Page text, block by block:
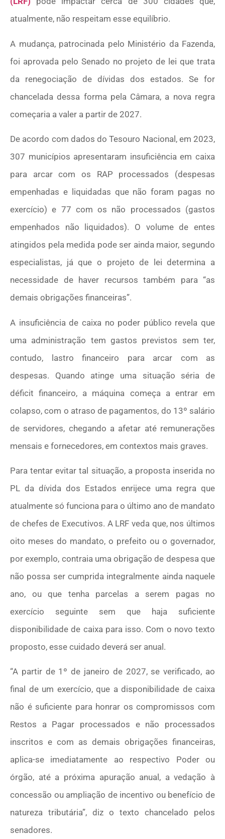
atualmente, não respeitam esse equilíbrio.
A mudança, patrocinada pelo Ministério da Fazenda,
foi aprovada pelo Senado no projeto de lei que trata
da renegociação de dívidas dos estados. Se for
chancelada dessa forma pela Câmara, a nova regra
começaria a valer a partir de 2027.
De acordo com dados do Tesouro Nacional, em 2023,
307 municípios apresentaram insuficiência em caixa
para arcar com os RAP processados (despesas
empenhadas e liquidadas que não foram pagas no
exercício) e 77 com os não processados (gastos
empenhados não liquidados). O volume de entes
atingidos pela medida pode ser ainda maior, segundo
especialistas, já que o projeto de lei determina a
necessidade de haver recursos também para “as
demais obrigações financeiras”.
A insuficiência de caixa no poder público revela que
uma administração tem gastos previstos sem ter,
contudo, lastro financeiro para arcar com as
despesas. Quando atinge uma situação séria de
déficit financeiro, a máquina começa a entrar em
colapso, com o atraso de pagamentos, do 13º salário
de servidores, chegando a afetar até remunerações
mensais e fornecedores, em contextos mais graves.
Para tentar evitar tal situação, a proposta inserida no
PL da dívida dos Estados enrijece uma regra que
atualmente só funciona para o último ano de mandato
de chefes de Executivos. A LRF veda que, nos últimos
oito meses do mandato, o prefeito ou o governador,
por exemplo, contraia uma obrigação de despesa que
não possa ser cumprida integralmente ainda naquele
ano, ou que tenha parcelas a serem pagas no
exercício seguinte sem que haja suficiente
disponibilidade de caixa para isso. Com o novo texto
proposto, esse cuidado deverá ser anual.
“A partir de 1º de janeiro de 2027, se verificado, ao
final de um exercício, que a disponibilidade de caixa
não é suficiente para honrar os compromissos com
Restos a Pagar processados e não processados
inscritos e com as demais obrigações financeiras,
aplica-se imediatamente ao respectivo Poder ou
órgão, até a próxima apuração anual, a vedação à
concessão ou ampliação de incentivo ou benefício de
natureza tributária”, diz o texto chancelado pelos
senadores.